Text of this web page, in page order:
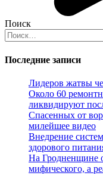
Поиск
Search
for:
Последние записи
Лидеров жатвы
Около 60
ликвидируют
Спасенных от
милейшее видео
Внедрение
здорового
На Гродненщине
мифического, а